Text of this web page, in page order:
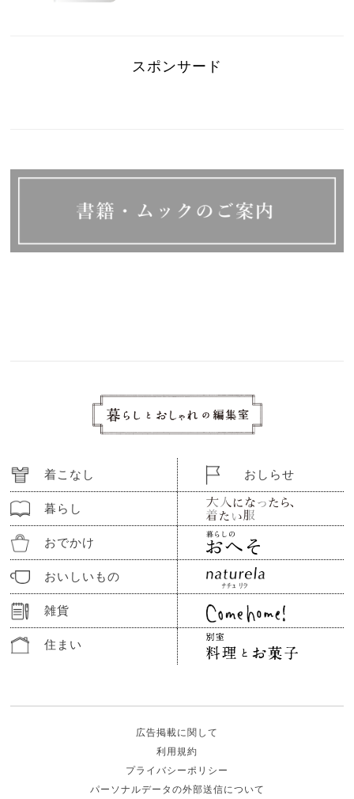
スポンサード
着こなし
暮らし
おでかけ
おいしいもの
雑貨
住まい
おしらせ
広告掲載に関して
利用規約
プライバシーポリシー
パーソナルデータの外部送信について